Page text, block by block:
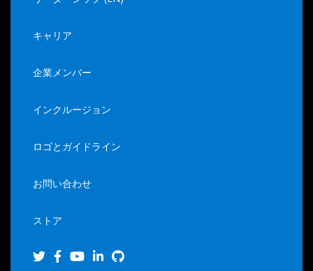
キャリア
企業メンバー
インクルージョン
ロゴとガイドライン
お問い合わせ
ストア